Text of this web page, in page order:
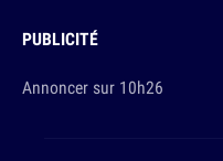
PUBLICITÉ
Annoncer sur 10h26